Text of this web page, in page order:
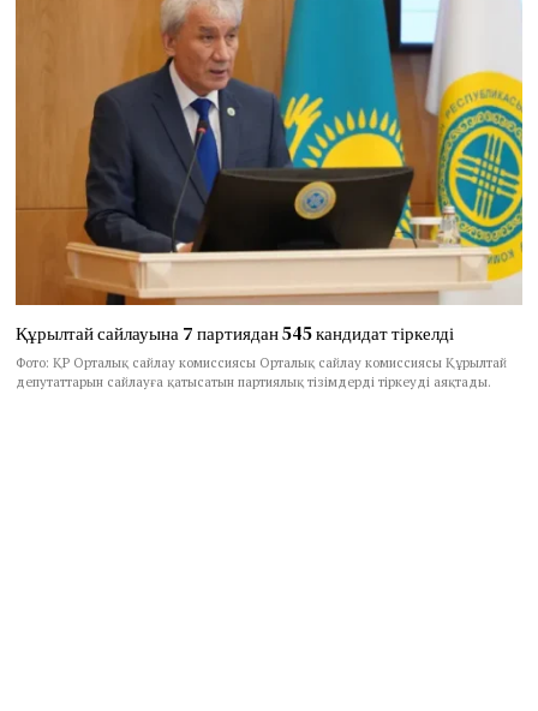
Құрылтай сайлауына 7 партиядан 545 кандидат тіркелді
Фото: ҚР Орталық сайлау комиссиясы Орталық сайлау комиссиясы Құрылтай
депутаттарын сайлауға қатысатын партиялық тізімдерді тіркеуді аяқтады.